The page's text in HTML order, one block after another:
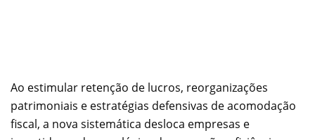
Ao estimular retenção de lucros, reorganizações
patrimoniais e estratégias defensivas de acomodação
fiscal, a nova sistemática desloca empresas e